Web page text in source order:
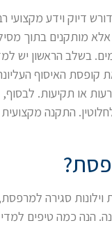
דיוק וידע מקצועי
אלא מותקנים בתוך
בשלב הראשון יש
האיסוף
או תקיעות.
התקנה
סגירה
הנה כמה טיפים